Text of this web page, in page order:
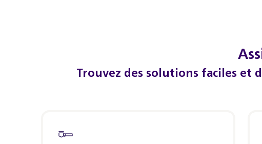
Trouvez des solutions faciles